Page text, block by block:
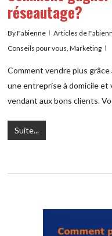
réseautage?
ByFabienne Articles de
Conseils pour vous ,Marketing
Comment vendre plus grâce
une entreprise à domicile et
vendant aux bons clients.
Suite...